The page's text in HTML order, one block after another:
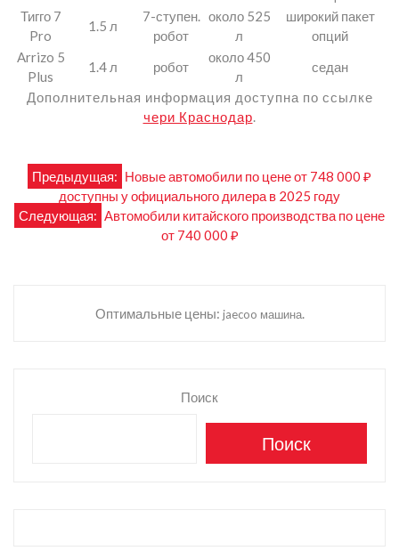
Тигго 7
Pro
1.5 л
7-ступен.
робот
около 525
л
широкий пакет
опций
Arrizo 5
Plus
1.4 л робот
около 450
л
седан
Дополнительная информация доступна по ссылке
чери Краснодар
Навигация
по
Предыдущая: Новые автомобили по цене от 748 000 ₽
доступны у официального дилера в 2025 году
Следующая: Автомобили китайского производства по цене
от 740 000 ₽
Оптимальные цены: jaecoo машина.
Поиск
Поиск